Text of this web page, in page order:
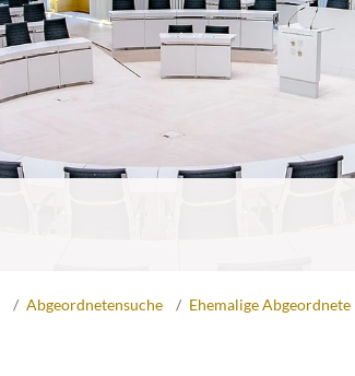
Abgeordnetensuche Ehemalige Abgeordnete